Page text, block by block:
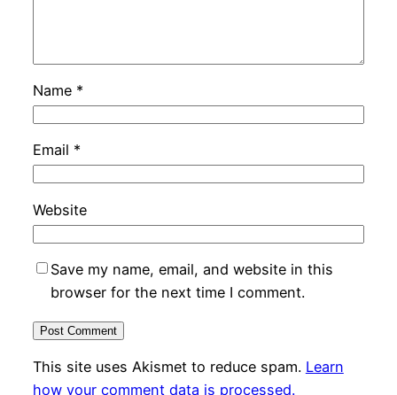
Name *
Email *
Website
Save my name, email, and website in this
browser for the next time I comment.
This site uses Akismet to reduce spam. Learn
how your comment data is processed.